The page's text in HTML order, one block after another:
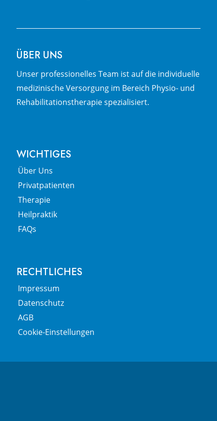
ÜBER UNS
Unser pro­fes­sio­nel­les Team ist auf die in­di­vi­du­el­le
me­di­zi­nische Ver­sor­gung im Be­reich Physio- und
Re­ha­bi­li­­ta­tions­­the­ra­pie spezialisiert.
WICHTIGES
Über Uns
Privatpatienten
Therapie
Heilpraktik
FAQs
RECHTLICHES
Impressum
Datenschutz
AGB
Cookie-Einstellungen